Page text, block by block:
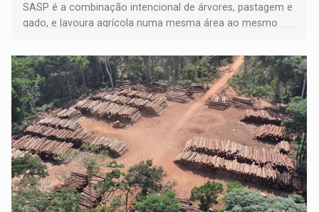
SASP é a combinação intencional de árvores, pastagem e
gado, e lavoura agrícola numa mesma área ao mesmo